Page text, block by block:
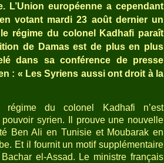
L’Union européenne a cependant
votant mardi 23 août dernier un
régime du colonel Kadhafi paraît
de Damas est de plus en plus
dans sa conférence de presse
: « Les Syriens aussi ont droit à la
régime du colonel Kadhafi n’est
syrien. Il prouve une nouvelle
Ben Ali en Tunisie et Moubarak en
Et il fournit un motif supplémentaire
el-Assad. Le ministre français